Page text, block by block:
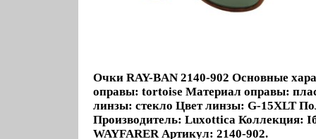
Очки RAY-BAN 2140-902 Основные
оправы: tortoise Материал оправы:
линзы: стекло Цвет линзы: G-15XLT
Производитель: Luxottica Коллекция:
WAYFARER Артикул: 2140-902.